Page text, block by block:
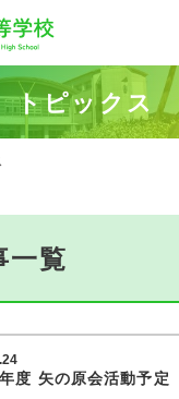
トピックス
一覧
度 矢の原会活動予定